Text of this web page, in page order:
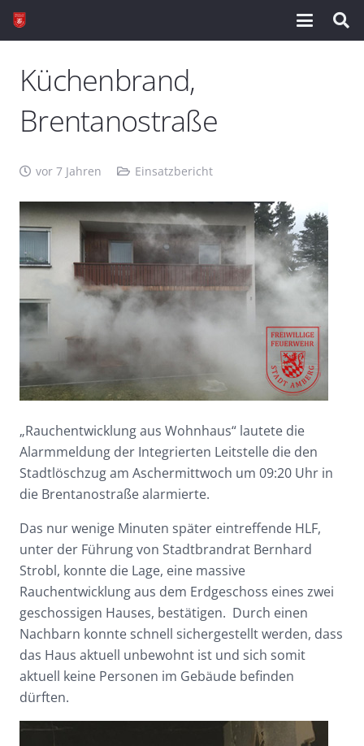
Küchenbrand,
Brentanostraße
vor 7 Jahren Einsatzbericht
„Rauchentwicklung aus Wohnhaus“ lautete die
Alarmmeldung der Integrierten Leitstelle die den
Stadtlöschzug am Aschermittwoch um 09:20 Uhr in
die Brentanostraße alarmierte.
Das nur wenige Minuten später eintreffende HLF,
unter der Führung von Stadtbrandrat Bernhard
Strobl, konnte die Lage, eine massive
Rauchentwicklung aus dem Erdgeschoss eines zwei
geschossigen Hauses, bestätigen. Durch einen
Nachbarn konnte schnell sichergestellt werden, dass
das Haus aktuell unbewohnt ist und sich somit
aktuell keine Personen im Gebäude befinden
dürften.